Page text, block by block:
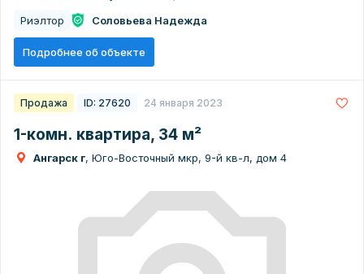
Риэлтор Соловьева Надежда
Подробнее об объекте
Продажа ID: 27620 24 января 2023
1-комн. квартира, 34 м²
Ангарск г, Юго-Восточный мкр, 9-й кв-л, дом 4